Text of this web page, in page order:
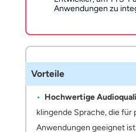
Anwendungen zu
Vorteile
Hochwertige
klingende Sprache, die für
Anwendungen geeignet